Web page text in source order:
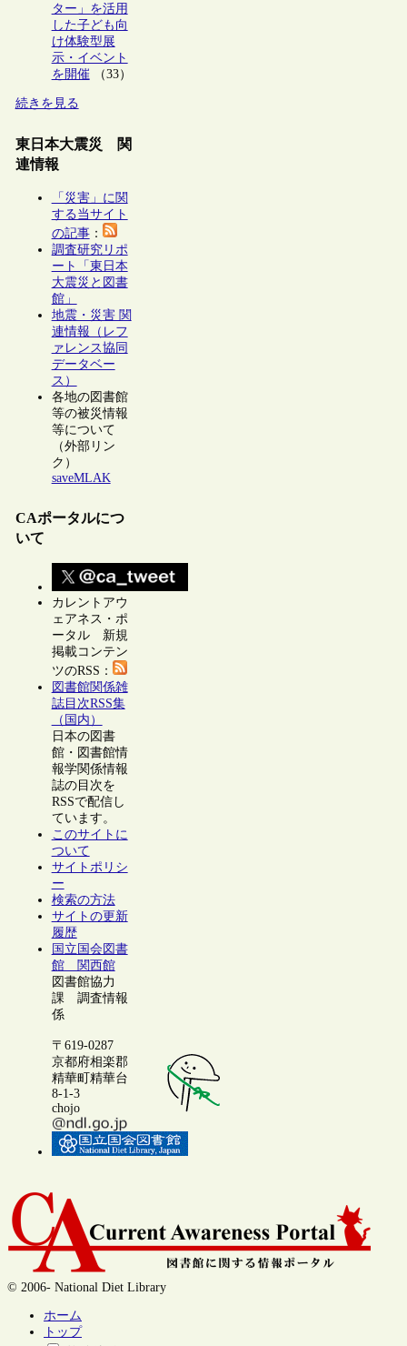
ター」を活用
した子ども向
け体験型展
示・イベント
を開催（33）
続きを見る
東日本大震災 関
連情報
「災害」に関
する当サイト
の記事：
調査研究リポ
ート「東日本
大震災と図書
館」
地震・災害 関
連情報（レフ
ァレンス協同
データベー
ス）
各地の図書館
等の被災情報
等について
（外部リン
ク）
saveMLAK
CAポータルにつ
いて
カレントアウ
ェアネス・ポ
ータル 新規
掲載コンテン
ツのRSS：
図書館関係雑
誌目次RSS集
（国内）
日本の図書
館・図書館情
報学関係情報
誌の目次を
RSSで配信し
ています。
このサイトに
ついて
サイトポリシ
ー
検索の方法
サイトの更新
履歴
国立国会図書
館 関西館
図書館協力
課 調査情報
係
〒619-0287
京都府相楽郡
精華町精華台
8-1-3
chojo
© 2006- National Diet Library
ホーム
トップ